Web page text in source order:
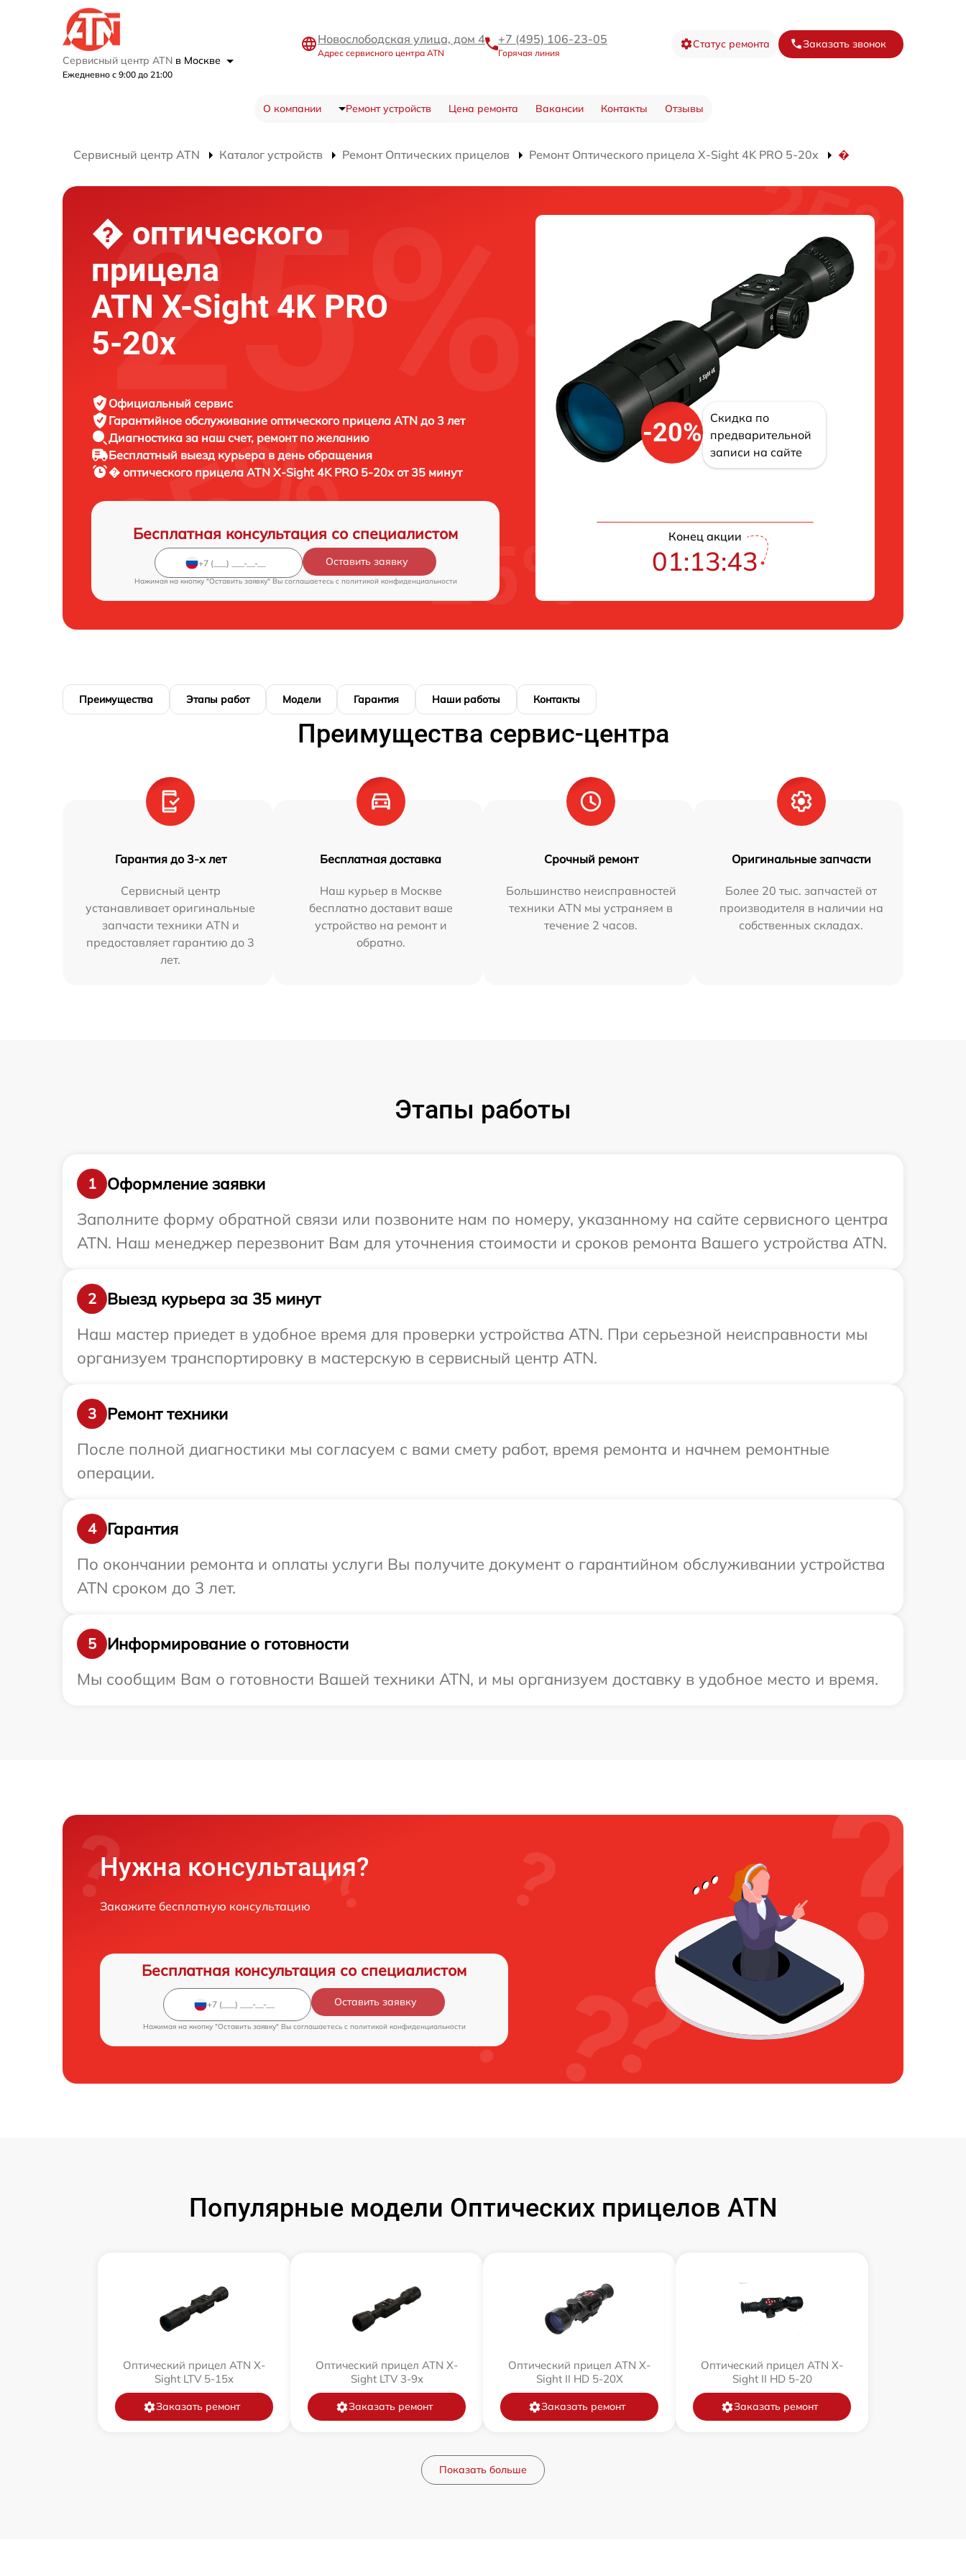
Сервисный центр ATN в Москве
Ежедневно с 9:00 до 21:00
Новослободская улица, дом 4
Адрес сервисного центра ATN
+7 (495) 106-23-05
Горячая линия
Статус ремонта Заказать звонок
О компании Ремонт устройств Цена ремонта Вакансии Контакты Отзывы
Сервисный центр ATN Каталог устройств Ремонт Оптических прицелов Ремонт Оптического прицела X-Sight 4K PRO 5-20x �
� оптического
прицела
ATN X-Sight 4K PRO
5-20x
Официальный сервис
Гарантийное обслуживание оптического прицела ATN до 3 лет
Диагностика за наш счет, ремонт по желанию
Бесплатный выезд курьера в день обращения
� оптического прицела ATN X-Sight 4K PRO 5-20x от 35 минут
Бесплатная консультация со специалистом
Оставить заявку
Нажимая на кнопку "Оставить заявку" Вы соглашаетесь c политикой конфиденциальности
-20%
Скидка по
предварительной
записи на сайте
Конец акции
01:13:43
Преимущества Этапы работ Модели Гарантия Наши работы Контакты
Преимущества сервис-центра
Гарантия до 3-х лет
Сервисный центр
устанавливает оригинальные
запчасти техники ATN и
предоставляет гарантию до 3
лет.
Бесплатная доставка
Наш курьер в Москве
бесплатно доставит ваше
устройство на ремонт и
обратно.
Срочный ремонт
Большинство неисправностей
техники ATN мы устраняем в
течение 2 часов.
Оригинальные запчасти
Более 20 тыс. запчастей от
производителя в наличии на
собственных складах.
Этапы работы
1
Оформление заявки
Заполните форму обратной связи или позвоните нам по номеру, указанному на сайте сервисного центра
ATN. Наш менеджер перезвонит Вам для уточнения стоимости и сроков ремонта Вашего устройства ATN.
2
Выезд курьера за 35 минут
Наш мастер приедет в удобное время для проверки устройства ATN. При серьезной неисправности мы
организуем транспортировку в мастерскую в сервисный центр ATN.
3
Ремонт техники
После полной диагностики мы согласуем с вами смету работ, время ремонта и начнем ремонтные
операции.
4
Гарантия
По окончании ремонта и оплаты услуги Вы получите документ о гарантийном обслуживании устройства
ATN сроком до 3 лет.
5
Информирование о готовности
Мы сообщим Вам о готовности Вашей техники ATN, и мы организуем доставку в удобное место и время.
Нужна консультация?
Закажите бесплатную консультацию
Бесплатная консультация со специалистом
Оставить заявку
Нажимая на кнопку "Оставить заявку" Вы соглашаетесь c политикой конфиденциальности
Популярные модели Оптических прицелов ATN
Оптический прицел ATN X-
Sight LTV 5-15x
Заказать ремонт
Оптический прицел ATN X-
Sight LTV 3-9x
Заказать ремонт
Оптический прицел ATN X-
Sight II HD 5-20X
Заказать ремонт
Оптический прицел ATN X-
Sight II HD 5-20
Заказать ремонт
Показать больше